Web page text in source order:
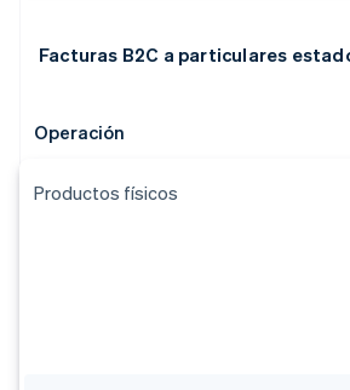
Facturas B2C a particulares
Operación
Productos físicos